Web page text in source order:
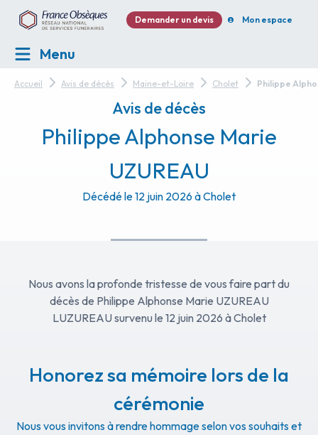
Demander un devis Mon espace
Menu
Accueil Avis de décès Maine-et-Loire Cholet Philippe
Avis de décès
Philippe Alphonse Marie
UZUREAU
Décédé le 12 juin 2026 à Cholet
Nous avons la profonde tristesse de vous faire part du
décès de Philippe Alphonse Marie UZUREAU
LUZUREAU survenu le 12 juin 2026 à Cholet
Honorez sa mémoire lors de la
cérémonie
Nous vous invitons à rendre hommage selon vos souhaits et